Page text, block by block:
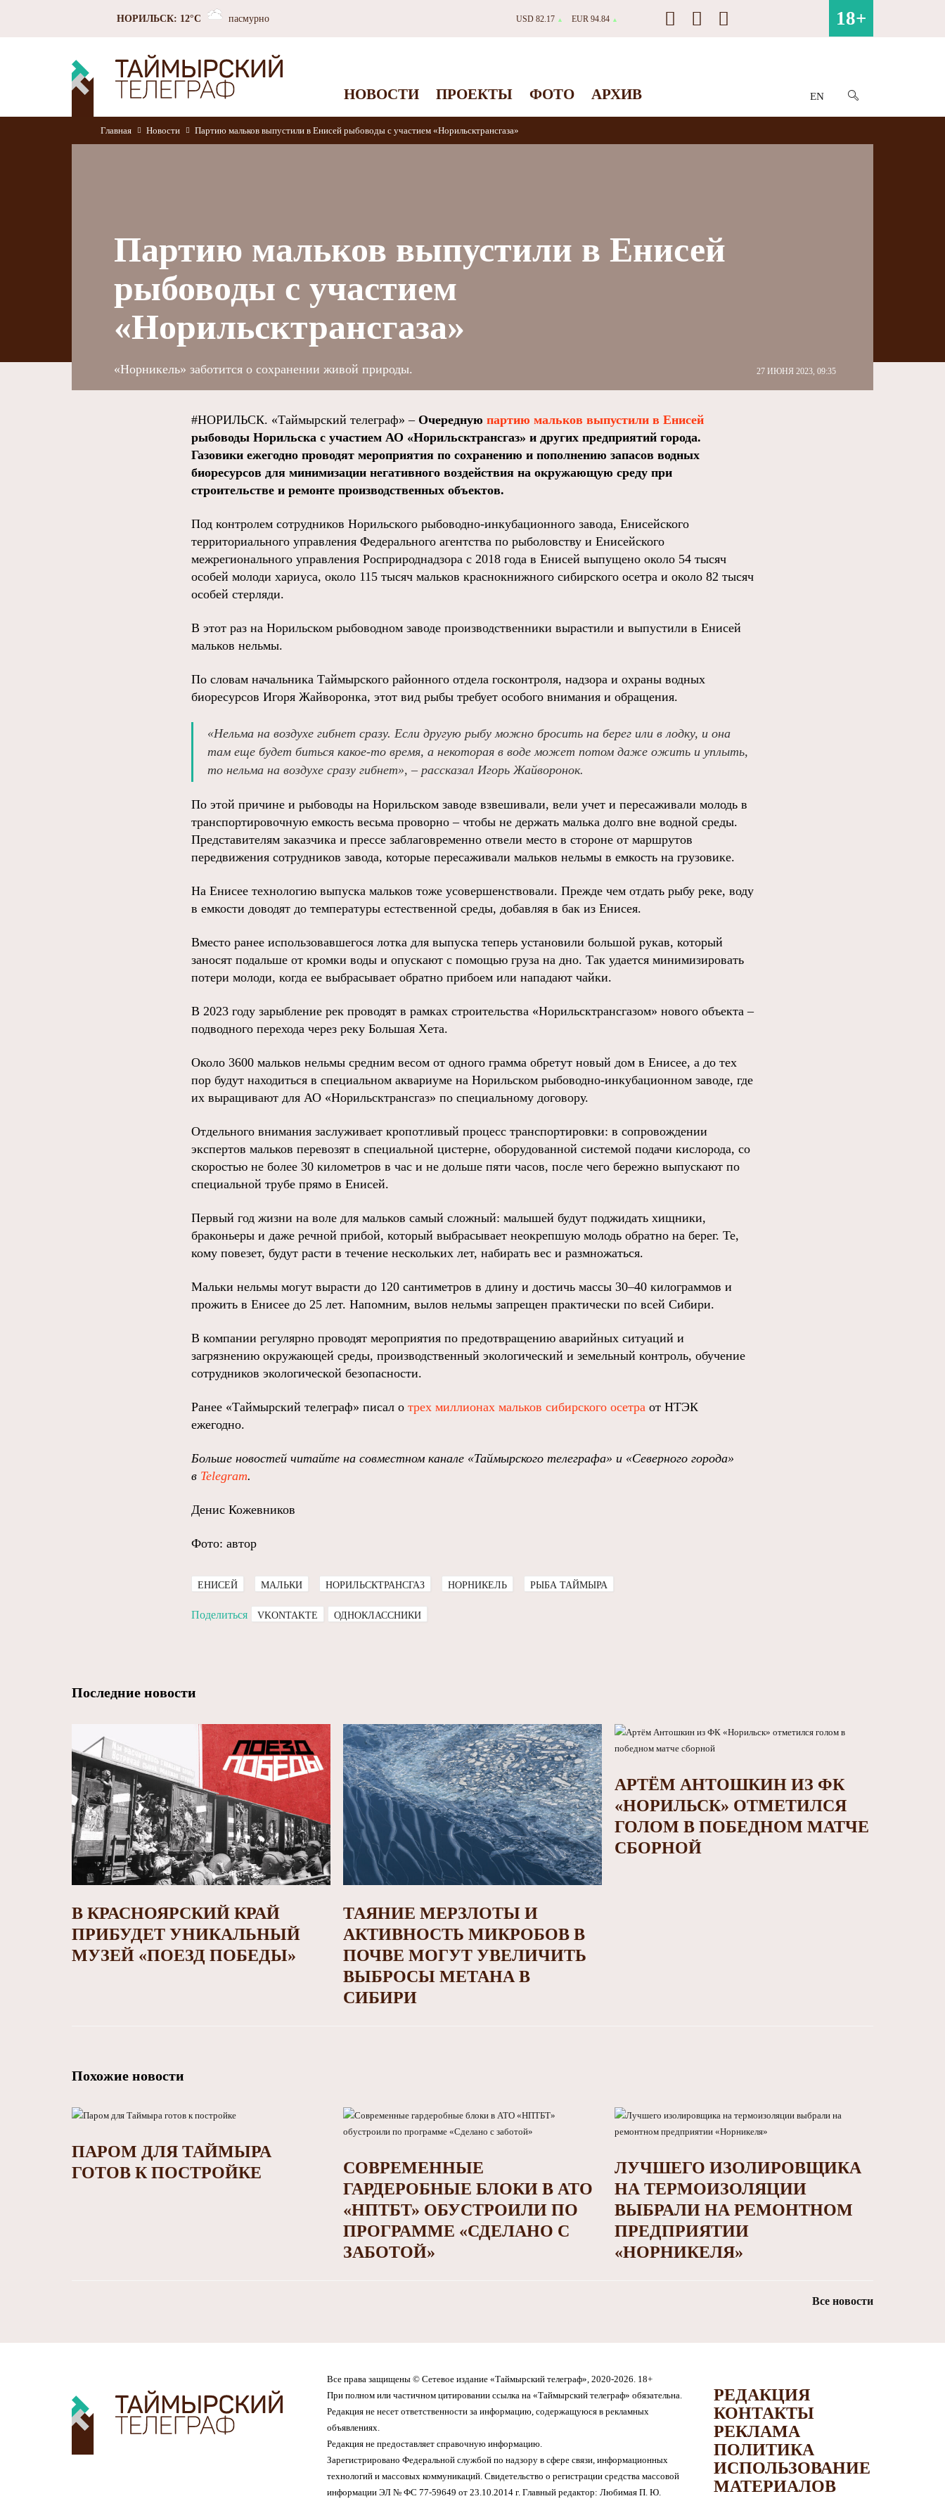
НОРИЛЬСК: 12°C пасмурно USD 82.17 ▲ EUR 94.84 ▲ 18+
НОВОСТИ ПРОЕКТЫ ФОТО АРХИВ EN
Главная Новости Партию мальков выпустили в Енисей рыбоводы с участием «Норильсктрансгаза»
Партию мальков выпустили в Енисей
рыбоводы с участием
«Норильсктрансгаза»
27 ИЮНЯ 2023, 09:35
«Норникель» заботится о сохранении живой природы.
#НОРИЛЬСК. «Таймырский телеграф» –Очередную партию мальков выпустили в Енисей
рыбоводы Норильска с участием АО «Норильсктрансгаз» и других предприятий города.
Газовики ежегодно проводят мероприятия по сохранению и пополнению запасов водных
биоресурсов для минимизации негативного воздействия на окружающую среду при
строительстве и ремонте производственных объектов.
Под контролем сотрудников Норильского рыбоводно-инкубационного завода, Енисейского
территориального управления Федерального агентства по рыболовству и Енисейского
межрегионального управления Росприроднадзора с 2018 года в Енисей выпущено около 54 тысяч
особей молоди хариуса, около 115 тысяч мальков краснокнижного сибирского осетра и около 82 тысяч
особей стерляди.
В этот раз на Норильском рыбоводном заводе производственники вырастили и выпустили в Енисей
мальков нельмы.
По словам начальника Таймырского районного отдела госконтроля, надзора и охраны водных
биоресурсов Игоря Жайворонка, этот вид рыбы требует особого внимания и обращения.
«Нельма на воздухе гибнет сразу. Если другую рыбу можно бросить на берег или в лодку, и она
там еще будет биться какое-то время, а некоторая в воде может потом даже ожить и уплыть,
то нельма на воздухе сразу гибнет», – рассказал Игорь Жайворонок.
По этой причине и рыбоводы на Норильском заводе взвешивали, вели учет и пересаживали молодь в
транспортировочную емкость весьма проворно – чтобы не держать малька долго вне водной среды.
Представителям заказчика и прессе заблаговременно отвели место в стороне от маршрутов
передвижения сотрудников завода, которые пересаживали мальков нельмы в емкость на грузовике.
На Енисее технологию выпуска мальков тоже усовершенствовали. Прежде чем отдать рыбу реке, воду
в емкости доводят до температуры естественной среды, добавляя в бак из Енисея.
Вместо ранее использовавшегося лотка для выпуска теперь установили большой рукав, который
заносят подальше от кромки воды и опускают с помощью груза на дно. Так удается минимизировать
потери молоди, когда ее выбрасывает обратно прибоем или нападают чайки.
В 2023 году зарыбление рек проводят в рамках строительства «Норильсктрансгазом» нового объекта –
подводного перехода через реку Большая Хета.
Около 3600 мальков нельмы средним весом от одного грамма обретут новый дом в Енисее, а до тех
пор будут находиться в специальном аквариуме на Норильском рыбоводно-инкубационном заводе, где
их выращивают для АО «Норильсктрансгаз» по специальному договору.
Отдельного внимания заслуживает кропотливый процесс транспортировки: в сопровождении
экспертов мальков перевозят в специальной цистерне, оборудованной системой подачи кислорода, со
скоростью не более 30 километров в час и не дольше пяти часов, после чего бережно выпускают по
специальной трубе прямо в Енисей.
Первый год жизни на воле для мальков самый сложный: малышей будут поджидать хищники,
браконьеры и даже речной прибой, который выбрасывает неокрепшую молодь обратно на берег. Те,
кому повезет, будут расти в течение нескольких лет, набирать вес и размножаться.
Мальки нельмы могут вырасти до 120 сантиметров в длину и достичь массы 30–40 килограммов и
прожить в Енисее до 25 лет. Напомним, вылов нельмы запрещен практически по всей Сибири.
В компании регулярно проводят мероприятия по предотвращению аварийных ситуаций и
загрязнению окружающей среды, производственный экологический и земельный контроль, обучение
сотрудников экологической безопасности.
Ранее «Таймырский телеграф» писал о трех миллионах мальков сибирского осетра от НТЭК
ежегодно.
Больше новостей читайте на совместном канале «Таймырского телеграфа» и «Северного города»
в Telegram.
Денис Кожевников
Фото: автор
ЕНИСЕЙ МАЛЬКИ НОРИЛЬСКТРАНСГАЗ НОРНИКЕЛЬ РЫБА ТАЙМЫРА
Поделиться VKONTAKTE ОДНОКЛАССНИКИ
Последние новости
В КРАСНОЯРСКИЙ КРАЙ
ПРИБУДЕТ УНИКАЛЬНЫЙ
МУЗЕЙ «ПОЕЗД ПОБЕДЫ»
ТАЯНИЕ МЕРЗЛОТЫ И
АКТИВНОСТЬ МИКРОБОВ В
ПОЧВЕ МОГУТ УВЕЛИЧИТЬ
ВЫБРОСЫ МЕТАНА В
СИБИРИ
АРТЁМ АНТОШКИН ИЗ ФК
«НОРИЛЬСК» ОТМЕТИЛСЯ
ГОЛОМ В ПОБЕДНОМ МАТЧЕ
СБОРНОЙ
Похожие новости
ПАРОМ ДЛЯ ТАЙМЫРА
ГОТОВ К ПОСТРОЙКЕ
СОВРЕМЕННЫЕ
ГАРДЕРОБНЫЕ БЛОКИ В АТО
«НПТБТ» ОБУСТРОИЛИ ПО
ПРОГРАММЕ «СДЕЛАНО С
ЗАБОТОЙ»
ЛУЧШЕГО ИЗОЛИРОВЩИКА
НА ТЕРМОИЗОЛЯЦИИ
ВЫБРАЛИ НА РЕМОНТНОМ
ПРЕДПРИЯТИИ
«НОРНИКЕЛЯ»
Все новости
Все права защищены © Сетевое издание «Таймырский телеграф», 2020-2026. 18+
При полном или частичном цитировании ссылка на «Таймырский телеграф» обязательна.
Редакция не несет ответственности за информацию, содержащуюся в рекламных
объявлениях.
Редакция не предоставляет справочную информацию.
Зарегистрировано Федеральной службой по надзору в сфере связи, информационных
технологий и массовых коммуникаций. Свидетельство о регистрации средства массовой
информации ЭЛ № ФС 77-59649 от 23.10.2014 г. Главный редактор: Любимая П. Ю.
РЕДАКЦИЯ
КОНТАКТЫ
РЕКЛАМА
ПОЛИТИКА
ИСПОЛЬЗОВАНИЕ
МАТЕРИАЛОВ